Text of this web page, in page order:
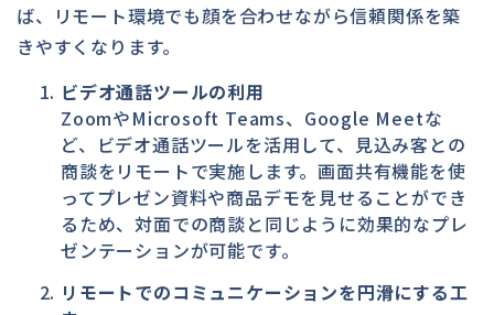
ば、リモート環境でも顔を合わせながら信頼関係を築
きやすくなります。
ビデオ通話ツールの利用
ZoomやMicrosoft Teams、Google Meetな
ど、ビデオ通話ツールを活用して、見込み客との
商談をリモートで実施します。画面共有機能を使
ってプレゼン資料や商品デモを見せることができ
るため、対面での商談と同じように効果的なプレ
ゼンテーションが可能です。
リモートでのコミュニケーションを円滑にする工